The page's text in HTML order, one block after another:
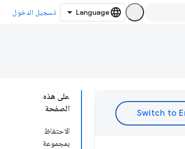
تسجيل الدخول
على هذه
الصفحة
الاحتفاظ
بمجموعة